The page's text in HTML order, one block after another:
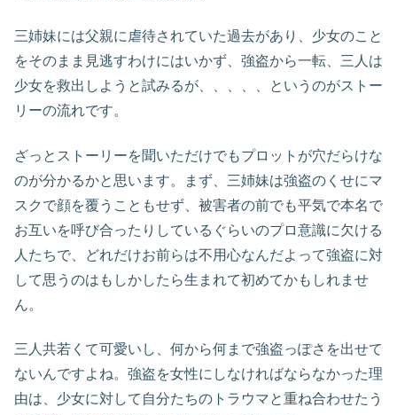
三姉妹には父親に虐待されていた過去があり、少女のこと
をそのまま見逃すわけにはいかず、強盗から一転、三人は
少女を救出しようと試みるが、、、、、というのがストー
リーの流れです。
ざっとストーリーを聞いただけでもプロットが穴だらけな
のが分かるかと思います。まず、三姉妹は強盗のくせにマ
スクで顔を覆うこともせず、被害者の前でも平気で本名で
お互いを呼び合ったりしているぐらいのプロ意識に欠ける
人たちで、どれだけお前らは不用心なんだよって強盗に対
して思うのはもしかしたら生まれて初めてかもしれませ
ん。
三人共若くて可愛いし、何から何まで強盗っぽさを出せて
ないんですよね。強盗を女性にしなければならなかった理
由は、少女に対して自分たちのトラウマと重ね合わせたう